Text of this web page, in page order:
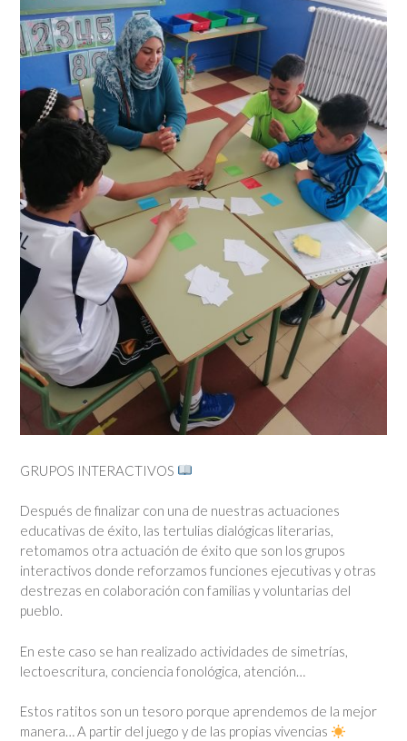
GRUPOS INTERACTIVOS
Después de finalizar con una de nuestras actuaciones
educativas de éxito, las tertulias dialógicas literarias,
retomamos otra actuación de éxito que son los grupos
interactivos donde reforzamos funciones ejecutivas y otras
destrezas en colaboración con familias y voluntarias del
pueblo.
En este caso se han realizado actividades de simetrías,
lectoescritura, conciencia fonológica, atención…
Estos ratitos son un tesoro porque aprendemos de la mejor
manera… A partir del juego y de las propias vivencias